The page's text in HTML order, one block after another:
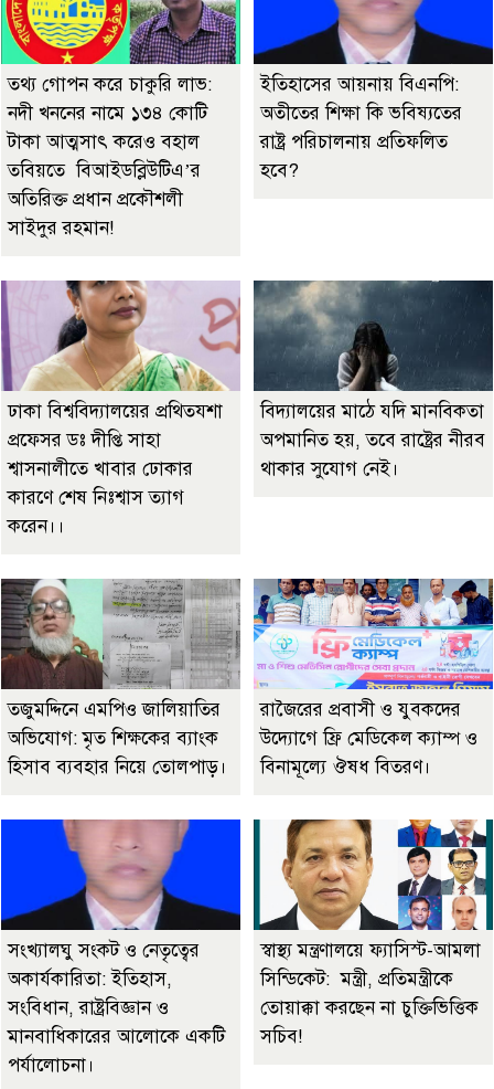
তথ্য গোপন করে চাকুরি লাভ:
নদী খননের নামে ১৩৪ কোটি
টাকা আত্মসাৎ করেও বহাল
তবিয়তে বিআইডব্লিউটিএ’র
অতিরিক্ত প্রধান প্রকৌশলী
সাইদুর রহমান!
ইতিহাসের আয়নায় বিএনপি:
অতীতের শিক্ষা কি ভবিষ্যতের
রাষ্ট্র পরিচালনায় প্রতিফলিত
হবে?
ঢাকা বিশ্ববিদ্যালয়ের প্রথিতযশা
প্রফেসর ডঃ দীপ্তি সাহা
শ্বাসনালীতে খাবার ঢোকার
কারণে শেষ নিঃশ্বাস ত্যাগ
করেন।।
বিদ্যালয়ের মাঠে যদি মানবিকতা
অপমানিত হয়, তবে রাষ্ট্রের নীরব
থাকার সুযোগ নেই।
তজুমদ্দিনে এমপিও জালিয়াতির
অভিযোগ: মৃত শিক্ষকের ব্যাংক
হিসাব ব্যবহার নিয়ে তোলপাড়।
রাজৈরের‌ প্রবাসী ও যুবকদের
উদ্যোগে ফ্রি মেডিকেল ক্যাম্প ও
বিনামূল্যে ঔষধ বিতরণ।
সংখ্যালঘু সংকট ও নেতৃত্বের
অকার্যকারিতা: ইতিহাস,
সংবিধান, রাষ্ট্রবিজ্ঞান ও
মানবাধিকারের আলোকে একটি
পর্যালোচনা।
স্বাস্থ্য মন্ত্রণালয়ে ফ্যাসিস্ট-আমলা
সিন্ডিকেট: মন্ত্রী, প্রতিমন্ত্রীকে
তোয়াক্কা করছেন না চুক্তিভিত্তিক
সচিব!